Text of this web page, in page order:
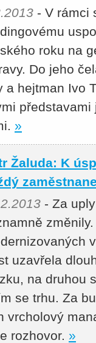
- V rámci
roku na
Do jeho
a hejtman Ivo
»
Žaluda: K
- Za
uzavřela
na druhou
se trhu. Za
vrcholový
rozhovor. »